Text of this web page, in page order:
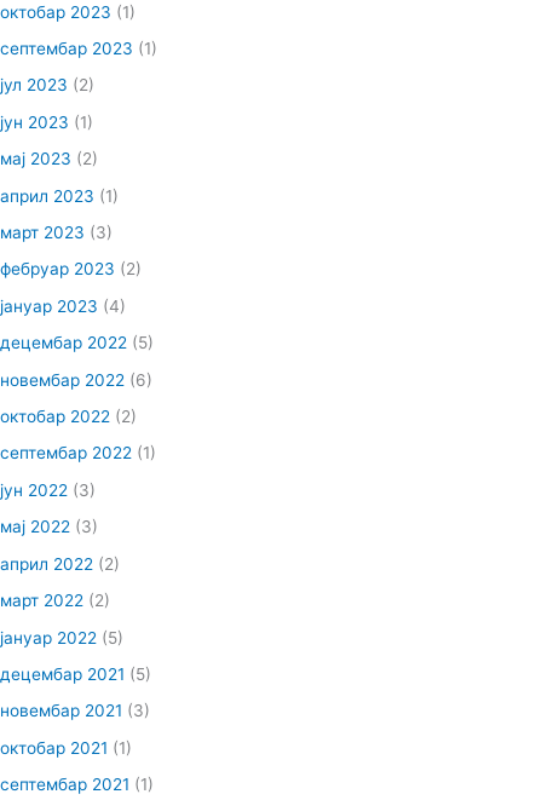
октобар 2023 (1)
септембар 2023 (1)
јул 2023 (2)
јун 2023 (1)
мај 2023 (2)
април 2023 (1)
март 2023 (3)
фебруар 2023 (2)
јануар 2023 (4)
децембар 2022 (5)
новембар 2022 (6)
октобар 2022 (2)
септембар 2022 (1)
јун 2022 (3)
мај 2022 (3)
април 2022 (2)
март 2022 (2)
јануар 2022 (5)
децембар 2021 (5)
новембар 2021 (3)
октобар 2021 (1)
септембар 2021 (1)